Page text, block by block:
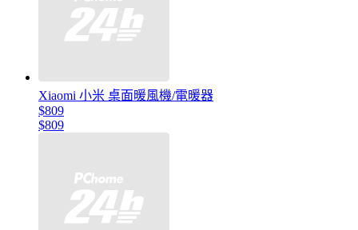
Xiaomi 小米 桌面暖風機/電暖器
$809
$809